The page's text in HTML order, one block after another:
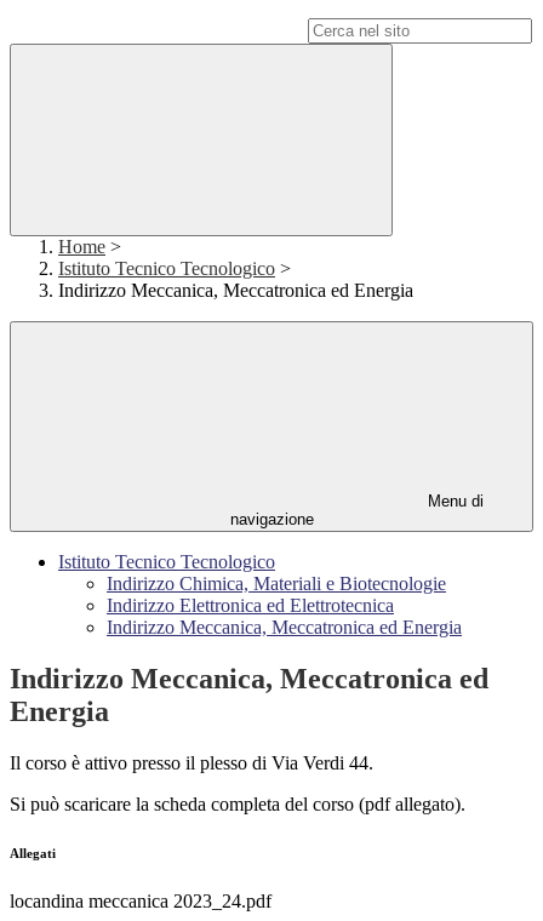
Home >
Istituto Tecnico Tecnologico >
Indirizzo Meccanica, Meccatronica ed Energia
Menu di
navigazione
Istituto Tecnico Tecnologico
Indirizzo Chimica, Materiali e Biotecnologie
Indirizzo Elettronica ed Elettrotecnica
Indirizzo Meccanica, Meccatronica ed Energia
Indirizzo Meccanica, Meccatronica ed
Energia
Il corso è attivo presso il plesso di Via Verdi 44.
Si può scaricare la scheda completa del corso (pdf allegato).
Allegati
locandina meccanica 2023_24.pdf